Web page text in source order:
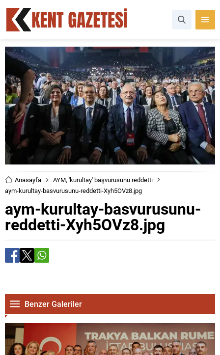
Anasayfa
AYM, 'kurultay' başvurusunu reddetti
aym-kurultay-basvurusunu-reddetti-Xyh5OVz8.jpg
aym-kurultay-basvurusunu-
reddetti-Xyh5OVz8.jpg
Benzer Galeriler